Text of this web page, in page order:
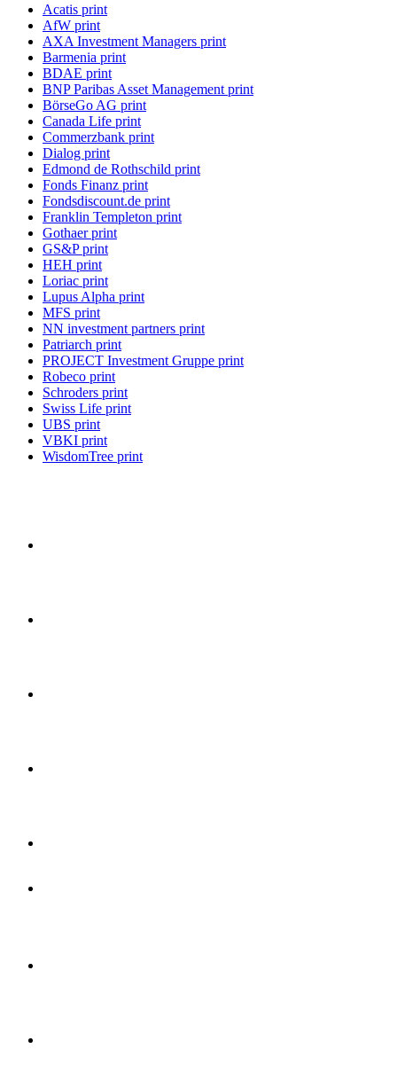
Acatis print
AfW print
AXA Investment Managers print
Barmenia print
BDAE print
BNP Paribas Asset Management print
BörseGo AG print
Canada Life print
Commerzbank print
Dialog print
Edmond de Rothschild print
Fonds Finanz print
Fondsdiscount.de print
Franklin Templeton print
Gothaer print
GS&P print
HEH print
Loriac print
Lupus Alpha print
MFS print
NN investment partners print
Patriarch print
PROJECT Investment Gruppe print
Robeco print
Schroders print
Swiss Life print
UBS print
VBKI print
WisdomTree print